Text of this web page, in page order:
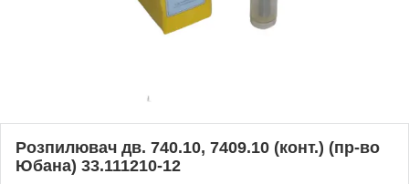
Розпилювач дв. 740.10, 7409.10 (конт.) (пр-во
Юбана) 33.111210-12